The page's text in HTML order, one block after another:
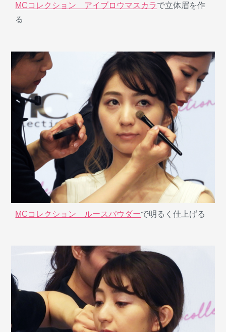
MCコレクション アイブロウマスカラで立体眉を作
る
MCコレクション ルースパウダーで明るく仕上げる